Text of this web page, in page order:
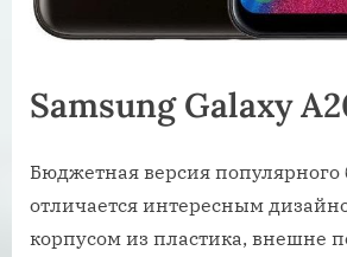
Samsung Galaxy
Бюджетная версия популярного
отличается интересным
корпусом из пластика, внешне